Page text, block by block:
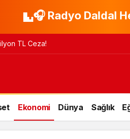
🎧 Radyo Daldal
TL Ceza!
Ekonomi Dünya Sağlık